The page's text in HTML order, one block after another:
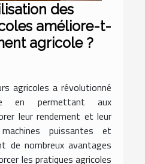
des
améliore-t-
agricole ?
agricoles a révolutionné
en permettant aux
leur rendement et leur
puissantes et
de nombreux avantages
les pratiques agricoles